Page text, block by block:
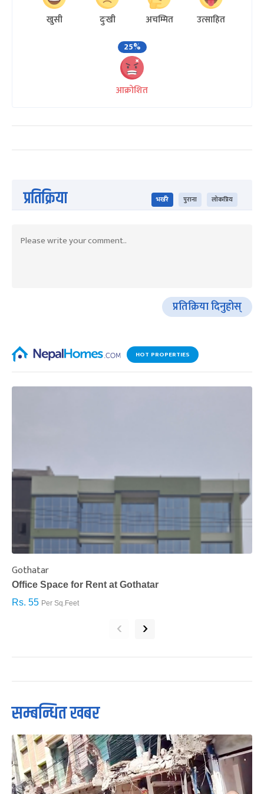
खुसी दुःखी अचम्मित
उत्साहित
25%
आक्रोशित
प्रतिक्रिया भर्खरै पुराना लोकप्रिय
प्रतिक्रिया दिनुहोस्
HOT PROPERTIES
Gothatar
Office Space for Rent at Gothatar
Rs. 55 Per Sq.Feet
‹ ›
सम्बन्धित खबर